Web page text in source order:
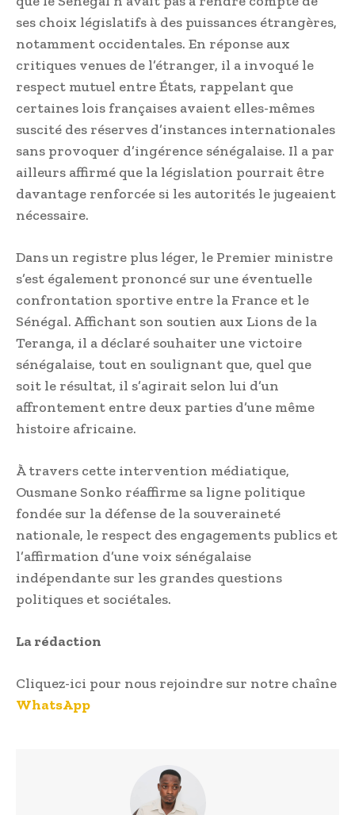
ses choix législatifs à des puissances étrangères,
notamment occidentales. En réponse aux
critiques venues de l’étranger, il a invoqué le
respect mutuel entre États, rappelant que
certaines lois françaises avaient elles-mêmes
suscité des réserves d’instances internationales
sans provoquer d’ingérence sénégalaise. Il a par
ailleurs affirmé que la législation pourrait être
davantage renforcée si les autorités le jugeaient
nécessaire.
Dans un registre plus léger, le Premier ministre
s’est également prononcé sur une éventuelle
confrontation sportive entre la France et le
Sénégal. Affichant son soutien aux Lions de la
Teranga, il a déclaré souhaiter une victoire
sénégalaise, tout en soulignant que, quel que
soit le résultat, il s’agirait selon lui d’un
affrontement entre deux parties d’une même
histoire africaine.
À travers cette intervention médiatique,
Ousmane Sonko réaffirme sa ligne politique
fondée sur la défense de la souveraineté
nationale, le respect des engagements publics et
l’affirmation d’une voix sénégalaise
indépendante sur les grandes questions
politiques et sociétales.
La rédaction
Cliquez-ici pour nous rejoindre sur notre chaîne
WhatsApp